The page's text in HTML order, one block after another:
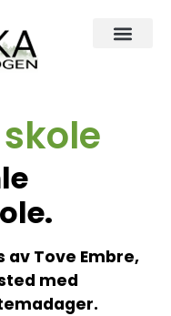
av Tove Embre,
med